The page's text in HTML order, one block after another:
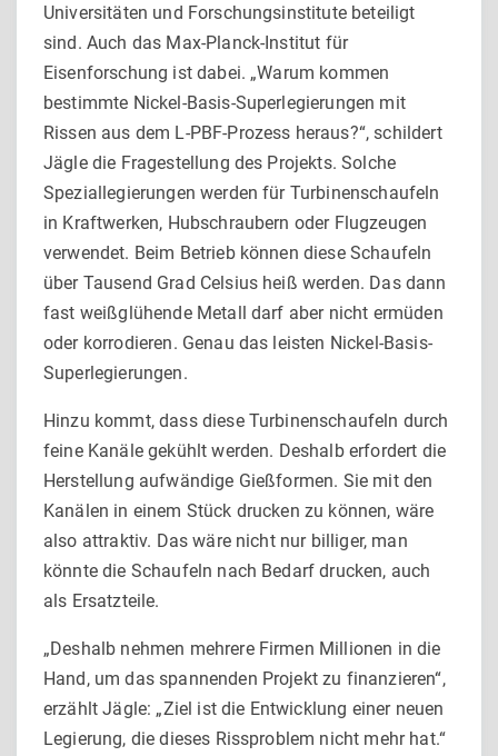
Universitäten und Forschungsinstitute beteiligt
sind. Auch das Max-Planck-Institut für
Eisenforschung ist dabei. „Warum kom­men
bestimmte Nickel-Basis-Superlegierungen mit
Rissen aus dem L-PBF-Prozess heraus?“, schildert
Jägle die Fragestellung des Projekts. Solche
Speziallegierungen werden für Turbinen­schaufeln
in Kraftwerken, Hubschraubern oder Flugzeugen
ver­wendet. Beim Betrieb können diese Schaufeln
über Tausend Grad Celsius heiß werden. Das dann
fast weißglühende Metall darf aber nicht ermüden
oder korrodieren. Genau das leisten Nickel-Basis-
Superlegierungen.
Hinzu kommt, dass diese Turbinenschaufeln durch
feine Kanäle gekühlt werden. Deshalb erfordert die
Herstellung aufwändige Gießformen. Sie mit den
Kanälen in einem Stück drucken zu können, wäre
also attraktiv. Das wäre nicht nur billiger, man
könnte die Schaufeln nach Bedarf drucken, auch
als Ersatzteile.
„Deshalb nehmen mehrere Firmen Millionen in die
Hand, um das spannenden Projekt zu finanzieren“,
erzählt Jägle: „Ziel ist die Entwicklung einer neuen
Legierung, die dieses Rissproblem nicht mehr hat.“